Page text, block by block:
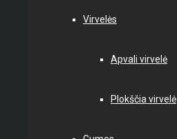
Virvelės
Apvali virvelė
Plokščia virvelė